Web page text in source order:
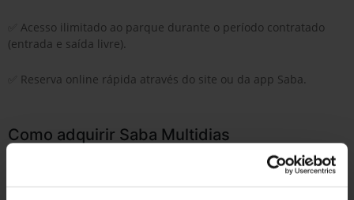
✅ Acesso ilimitado ao parque durante o período contratado
(entrada e saída livre).
✅ Reserva online rápida através do site ou da app Saba.
Como adquirir Saba Multidias